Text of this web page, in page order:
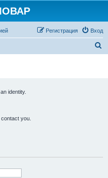
Вход
Регистрация
identity.
you.